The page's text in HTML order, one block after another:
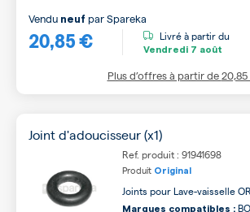
20,85 €
Vendu neuf parSpareka
Livré à partir du
Vendredi 7 août
Plus d’offres à partir de
Joint d'adoucisseur (x1)
Ref. produit : 91941698
Produit Original
Joints pour Lave-vaisselle
Marques compatibles :